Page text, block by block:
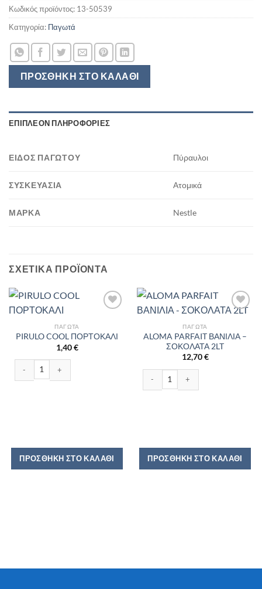
ΠΡΟΣΘΉΚΗ ΣΤΟ ΚΑΛΆΘΙ
Κωδικός προϊόντος: 13-50539
Κατηγορία: Παγωτά
ΕΠΙΠΛΈΟΝ ΠΛΗΡΟΦΟΡΊΕΣ
ΕΊΔΟΣ ΠΑΓΩΤΟΎ Πύραυλοι
ΣΥΣΚΕΥΑΣΊΑ Ατομικά
ΜΆΡΚΑ Nestle
ΣΧΕΤΙΚΆ ΠΡΟΪΌΝΤΑ
ΠΑΓΩΤΆ
PIRULO COOL ΠΟΡΤΟΚΑΛΙ
1,40€
PIRULO COOL ΠΟΡΤΟΚΑΛΙ ποσότητα
ΠΡΟΣΘΉΚΗ ΣΤΟ ΚΑΛΆΘΙ
ΠΑΓΩΤΆ
ALOMA PARFAIT ΒΑΝΙΛΙΑ –
ΣΟΚΟΛΑΤΑ 2LT
12,70€
ΠΡΟΣΘΉΚΗ ΣΤΟ ΚΑΛΆΘΙ